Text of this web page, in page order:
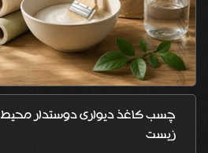
چسب کاغذ دیواری دوستدار محیط
زیست